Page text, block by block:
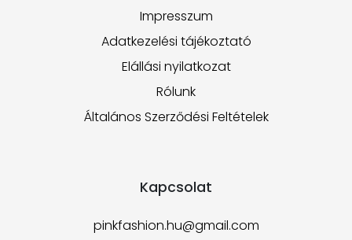
Impresszum
Adatkezelési tájékoztató
Elállási nyilatkozat
Rólunk
Általános Szerződési Feltételek
Kapcsolat
pinkfashion.hu@gmail.com